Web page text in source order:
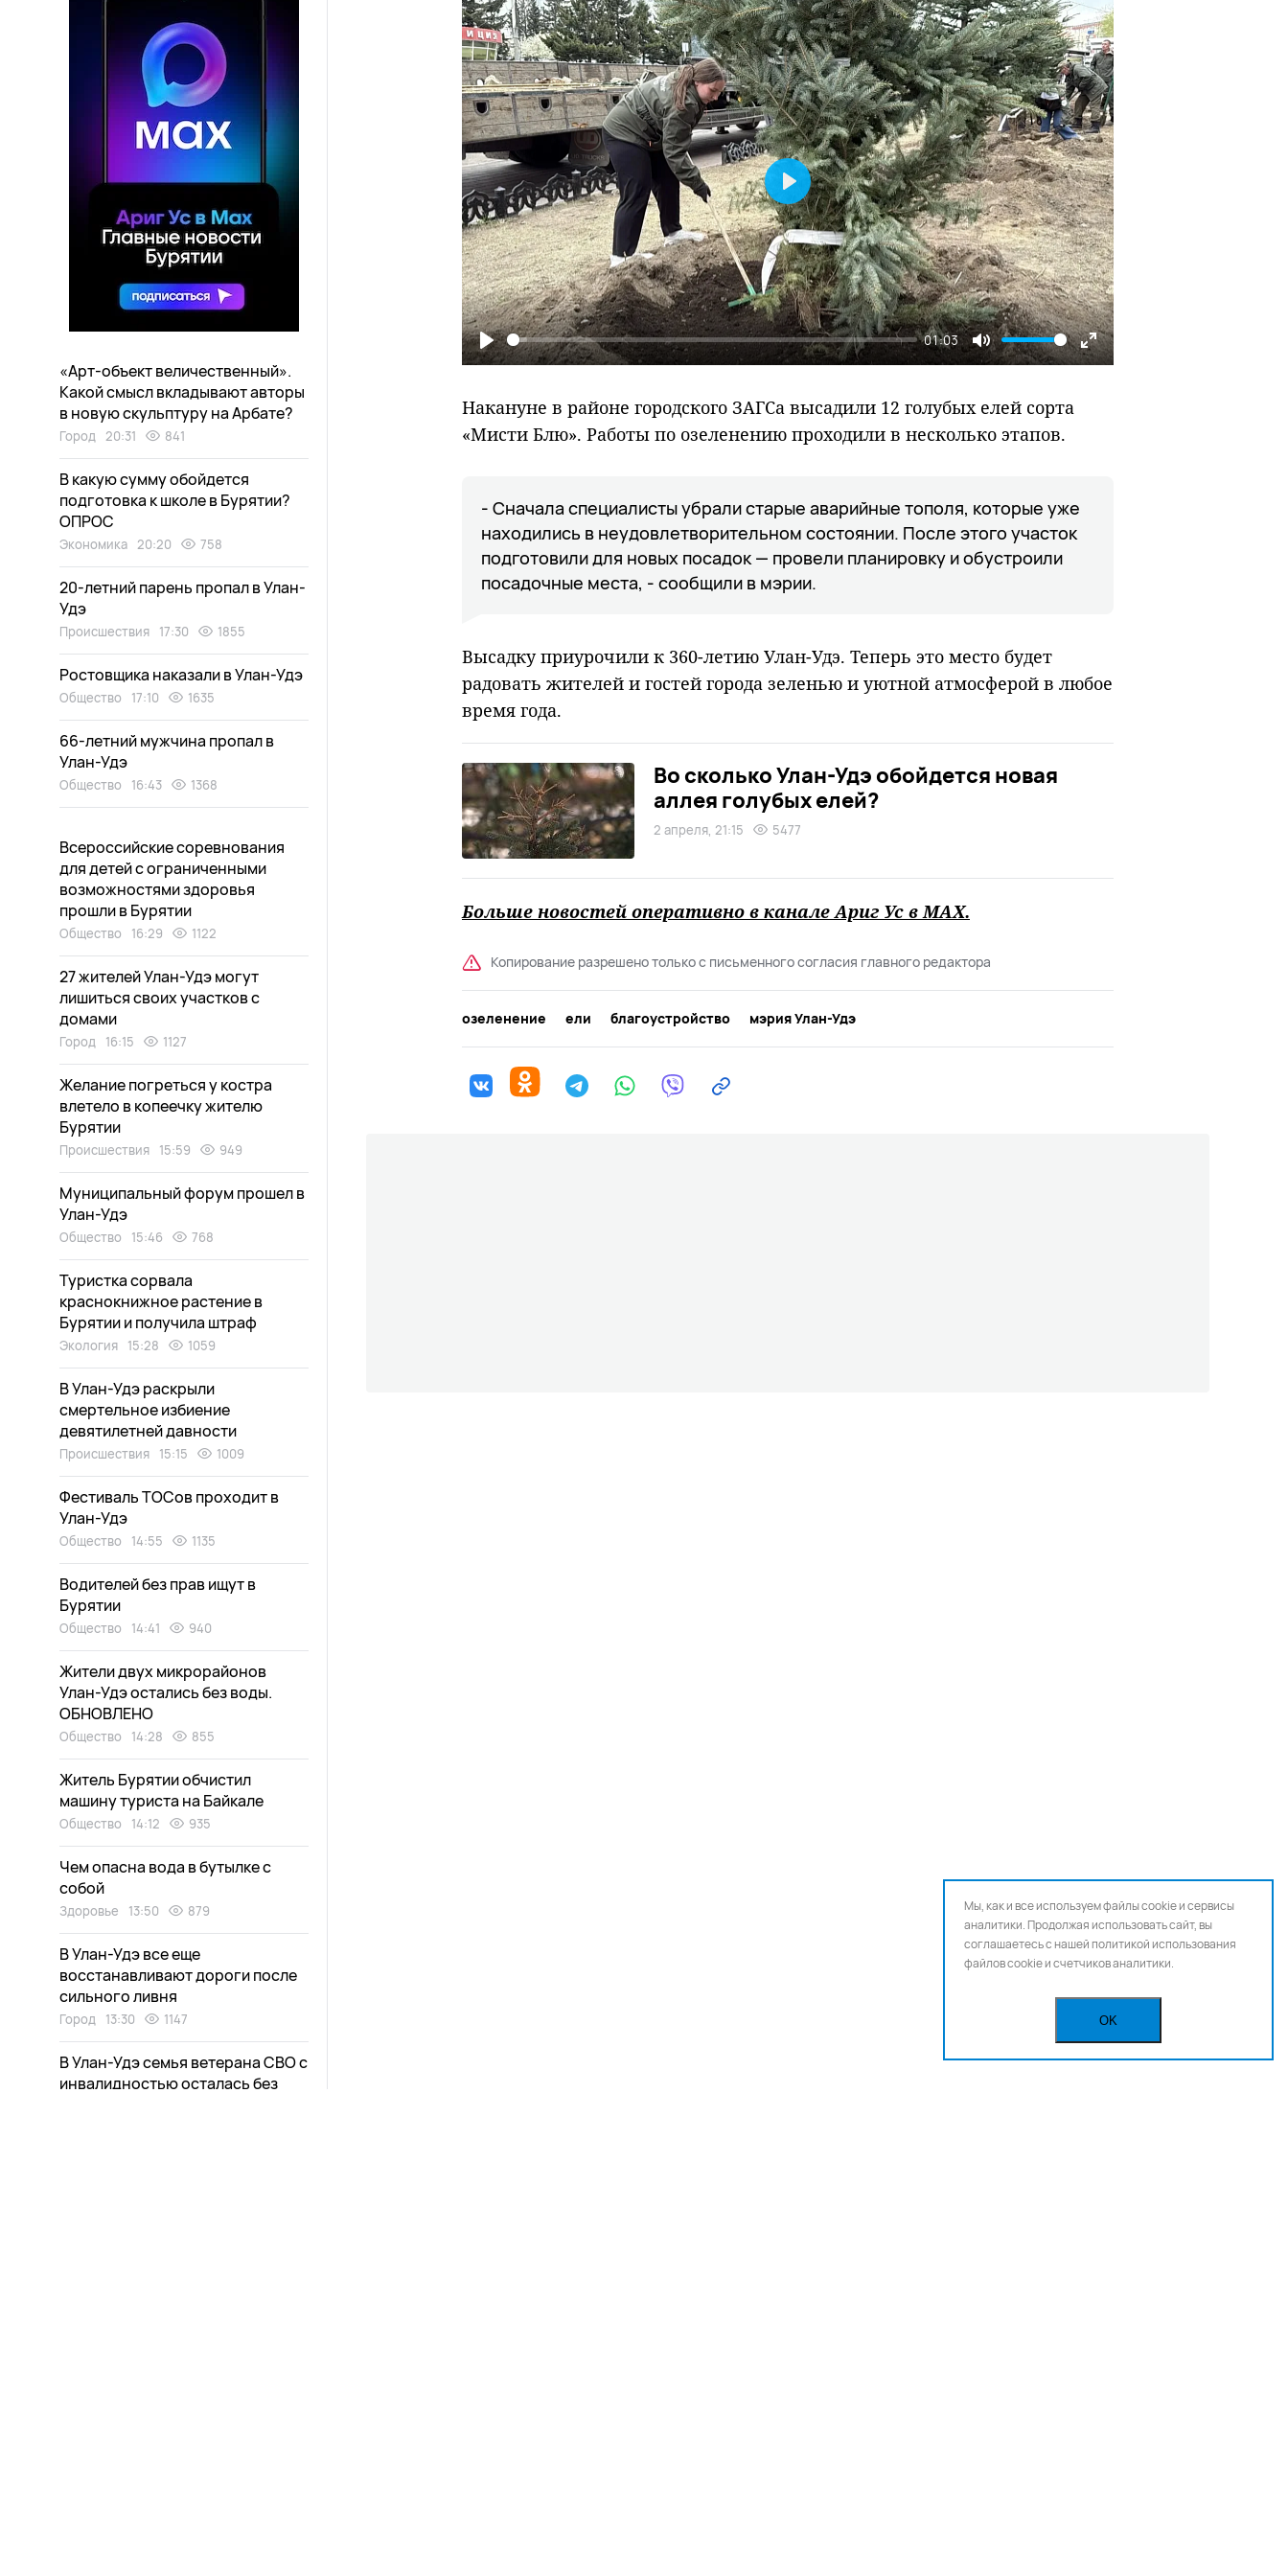
Play
01:03
Mute
Enter
Play
Накануне в районе городского ЗАГСа высадили 12 голубых елей сорта
«Мисти Блю». Работы по озеленению проходили в несколько этапов.
- Сначала специалисты убрали старые аварийные тополя, которые уже
находились в неудовлетворительном состоянии. После этого участок
подготовили для новых посадок — провели планировку и обустроили
посадочные места, - сообщили в мэрии.
Высадку приурочили к 360-летию Улан-Удэ. Теперь это место будет
радовать жителей и гостей города зеленью и уютной атмосферой в любое
время года.
Во сколько Улан-Удэ обойдется новая
аллея голубых елей?
2 апреля, 21:15 5477
Больше новостей оперативно в канале Ариг Ус в MAХ.
Копирование разрешено только с письменного согласия главного редактора
озеленение ели благоустройство мэрия Улан-Удэ
«Арт-объект величественный».
Какой смысл вкладывают авторы
в новую скульптуру на Арбате?
Город 20:31 841
В какую сумму обойдется
подготовка к школе в Бурятии?
ОПРОС
Экономика 20:20 758
20-летний парень пропал в Улан-
Удэ
Происшествия 17:30 1855
Ростовщика наказали в Улан-Удэ
Общество 17:10 1635
66-летний мужчина пропал в
Улан-Удэ
Общество 16:43 1368
Всероссийские соревнования
для детей с ограниченными
возможностями здоровья
прошли в Бурятии
Общество 16:29 1122
27 жителей Улан-Удэ могут
лишиться своих участков с
домами
Город 16:15 1127
Желание погреться у костра
влетело в копеечку жителю
Бурятии
Происшествия 15:59 949
Муниципальный форум прошел в
Улан-Удэ
Общество 15:46 768
Туристка сорвала
краснокнижное растение в
Бурятии и получила штраф
Экология 15:28 1059
В Улан-Удэ раскрыли
смертельное избиение
девятилетней давности
Происшествия 15:15 1009
Фестиваль ТОСов проходит в
Улан-Удэ
Общество 14:55 1135
Водителей без прав ищут в
Бурятии
Общество 14:41 940
Жители двух микрорайонов
Улан-Удэ остались без воды.
ОБНОВЛЕНО
Общество 14:28 855
Житель Бурятии обчистил
машину туриста на Байкале
Общество 14:12 935
Чем опасна вода в бутылке с
собой
Здоровье 13:50 879
В Улан-Удэ все еще
восстанавливают дороги после
сильного ливня
Город 13:30 1147
В Улан-Удэ семья ветерана СВО с
инвалидностью осталась без
Мы, как и все используем файлы cookie и сервисы
аналитики. Продолжая использовать сайт, вы
соглашаетесь с нашейполитикой использования
файлов cookie и счетчиков аналитики.
OK